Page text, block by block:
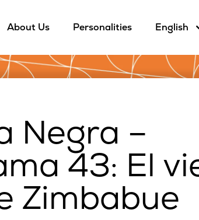
About Us Personalities English
Negra –
43: El
Zimbabue